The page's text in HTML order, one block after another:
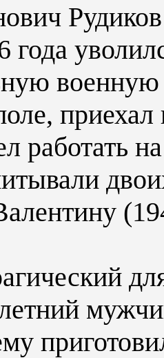
года
работать